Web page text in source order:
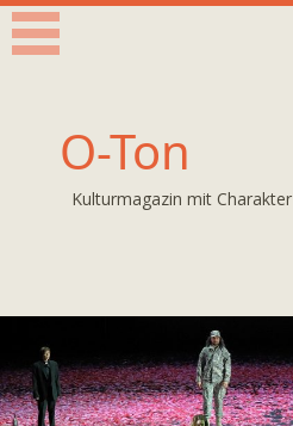
O-Ton
Kulturmagazin mit Charakter